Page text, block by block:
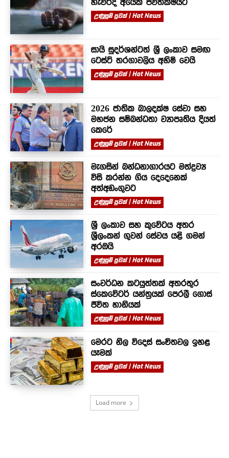
හැවිරිදි අයෙක් ජීවිතක්ෂයට
උණුසුම් පුවත් | Hot News
සායි සුදර්ශන්ටත් ශ්‍රී ලංකාව සමඟ
ටෙස්ට් තරගාවලිය අහිමි වෙයි
උණුසුම් පුවත් | Hot News
2026 ජාතික බාලදක්ෂ සේවා සහ
මහජන සම්බන්ධතා ව්‍යාපෘතිය දියත්
කෙරේ
උණුසුම් පුවත් | Hot News
මැගසින් බන්ධනාගාරයට මත්ද්‍රව්‍ය
විසි කරන්න ගිය දෙදෙනෙක්
අත්අඩංගුවට
උණුසුම් පුවත් | Hot News
ශ්‍රී ලංකාව සහ කුවේටය අතර
ශ්‍රීලංකන් ගුවන් සේවය යළි ගමන්
අරඹයි
උණුසුම් පුවත් | Hot News
සංවර්ධන කටයුත්තක් අතරතුර
ස්කෙවේටර් යන්ත්‍රයක් පෙරලී ගොස්
ජීවිත හානියක්
උණුසුම් පුවත් | Hot News
මෙරට නිල විදෙස් සංචිතවල ඉහළ
යෑමක්
උණුසුම් පුවත් | Hot News
Load more